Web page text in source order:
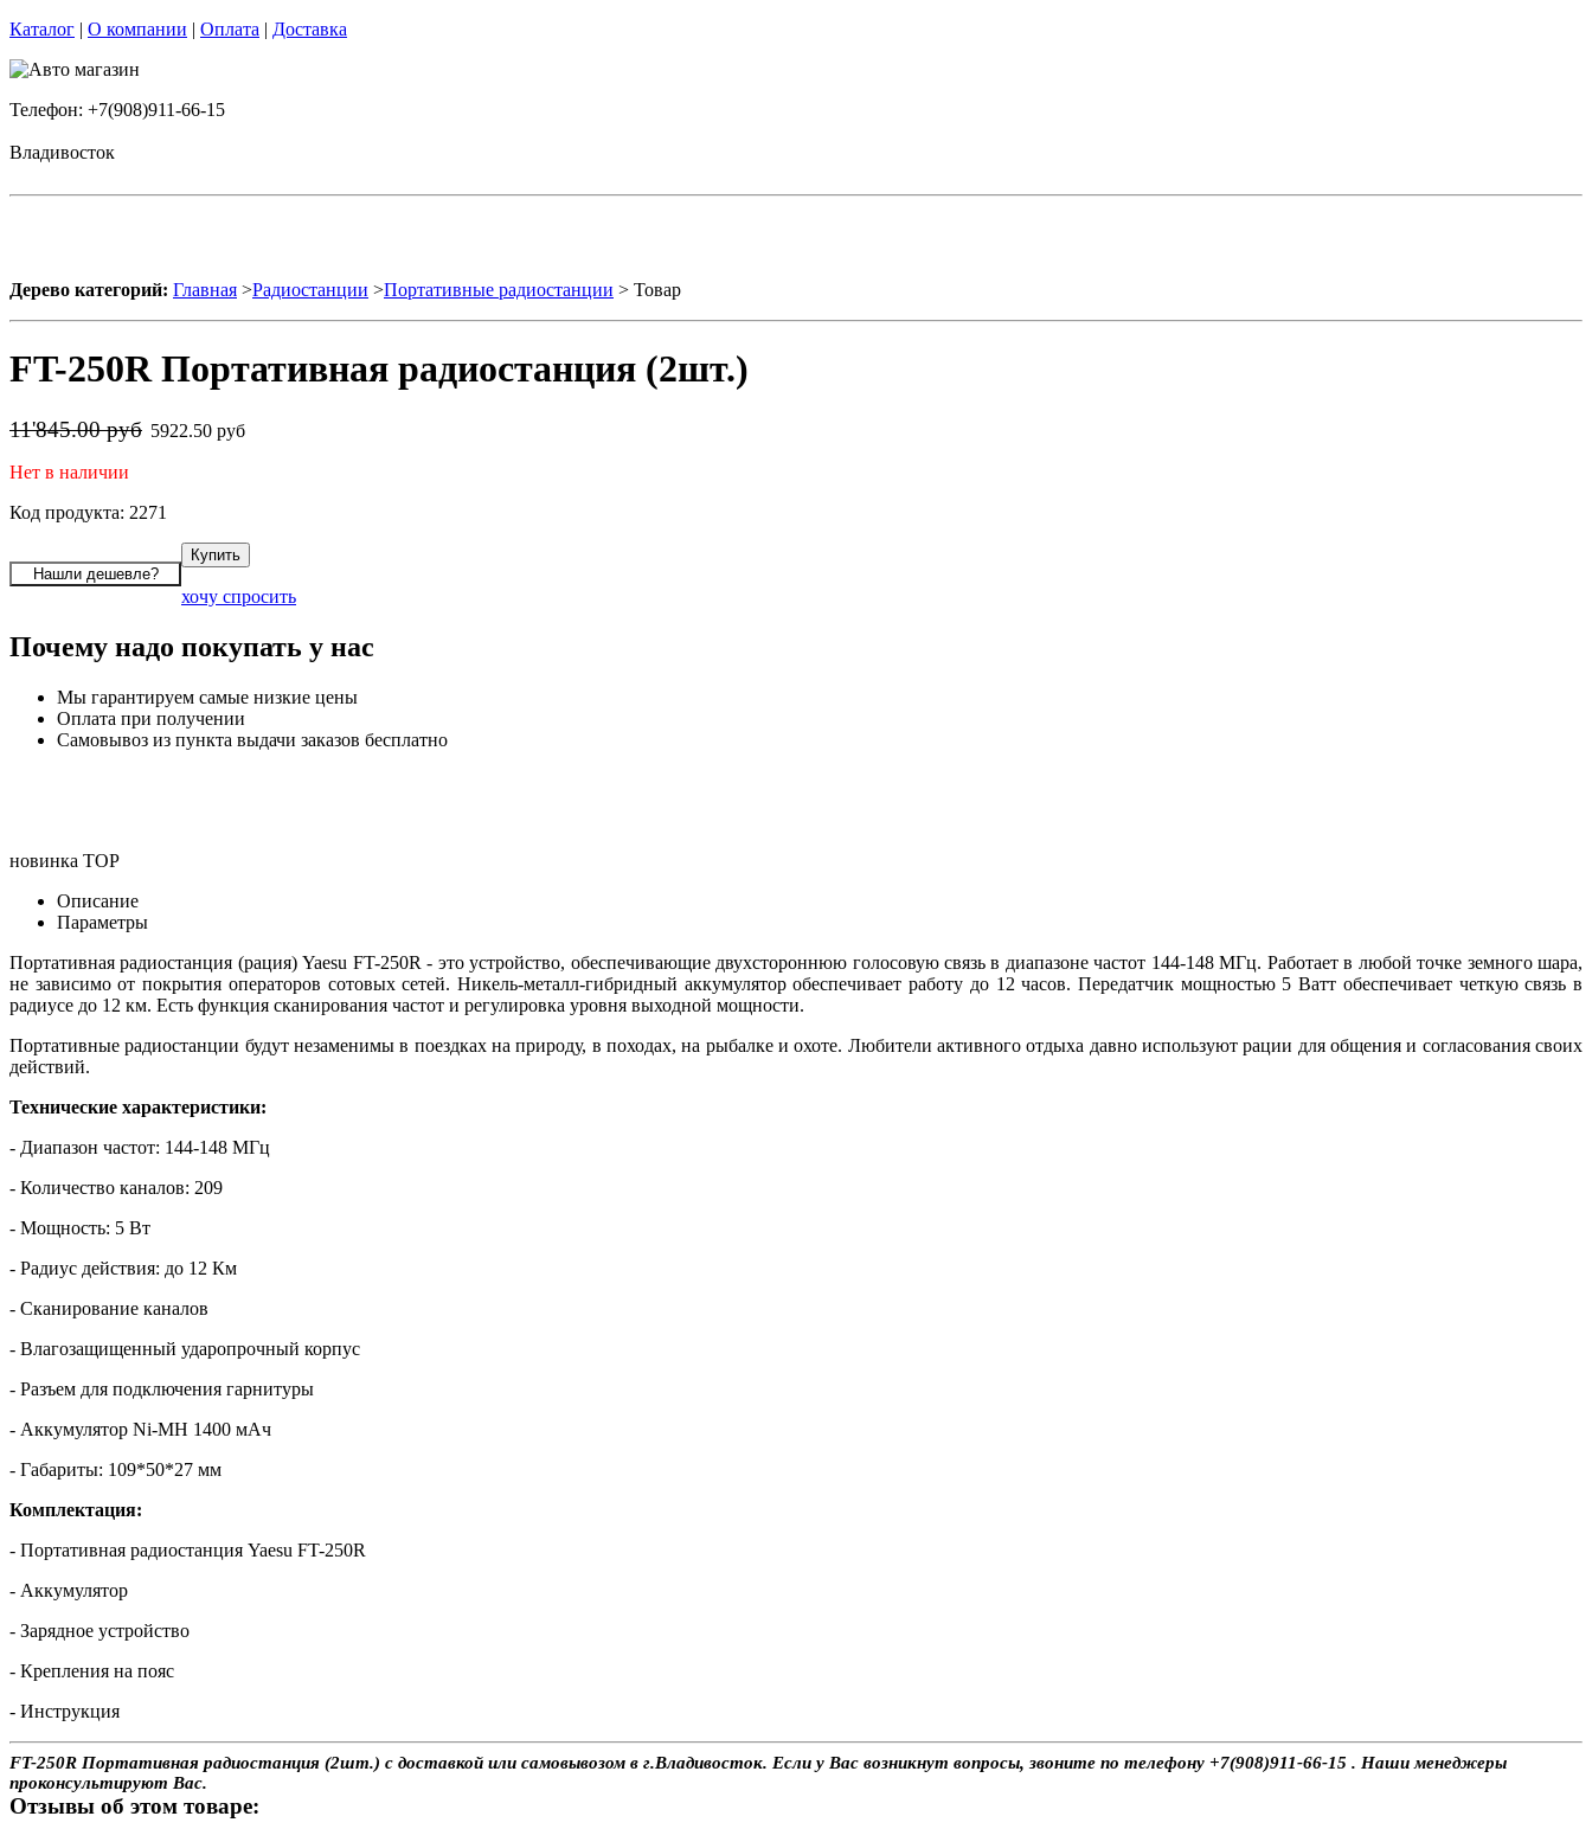
Каталог | О компании | Оплата | Доставка
Телефон: +7(908)911-66-15
Владивосток
Дерево категорий: Главная >Радиостанции >Портативные радиостанции > Товар
FT-250R Портативная радиостанция (2шт.)
11'845.00 руб 5922.50 руб
Нет в наличии
Код продукта: 2271
хочу спросить
Почему надо покупать у нас
Мы гарантируем самые низкие цены
Оплата при получении
Самовывоз из пункта выдачи заказов бесплатно
новинка TOP
Описание
Параметры
Портативная радиостанция (рация) Yaesu FT-250R - это устройство, обеспечивающие двухстороннюю голосовую связь в диапазоне частот 144-148 МГц. Работает в любой точке земного шара,
не зависимо от покрытия операторов сотовых сетей. Никель-металл-гибридный аккумулятор обеспечивает работу до 12 часов. Передатчик мощностью 5 Ватт обеспечивает четкую связь в
радиусе до 12 км. Есть функция сканирования частот и регулировка уровня выходной мощности.
Портативные радиостанции будут незаменимы в поездках на природу, в походах, на рыбалке и охоте. Любители активного отдыха давно используют рации для общения и согласования своих
действий.
Технические характеристики:
- Диапазон частот: 144-148 МГц
- Количество каналов: 209
- Мощность: 5 Вт
- Радиус действия: до 12 Км
- Сканирование каналов
- Влагозащищенный ударопрочный корпус
- Разъем для подключения гарнитуры
- Аккумулятор Ni-MH 1400 мАч
- Габариты: 109*50*27 мм
Комплектация:
- Портативная радиостанция Yaesu FT-250R
- Аккумулятор
- Зарядное устройство
- Крепления на пояс
- Инструкция
FT-250R Портативная радиостанция (2шт.) с доставкой или самовывозом в г.Владивосток. Если у Вас возникнут вопросы, звоните по телефону +7(908)911-66-15 . Наши менеджеры
проконсультируют Вас.
Отзывы об этом товаре: